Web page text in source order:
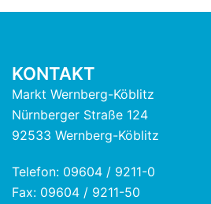
KONTAKT
Markt Wernberg-Köblitz
Nürnberger Straße 124
92533 Wernberg-Köblitz
Telefon: 09604 / 9211-0
Fax: 09604 / 9211-50